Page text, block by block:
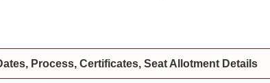
Process, Certificates, Seat Allotment Details